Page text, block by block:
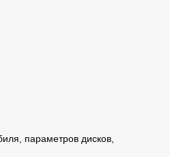
параметров дисков,